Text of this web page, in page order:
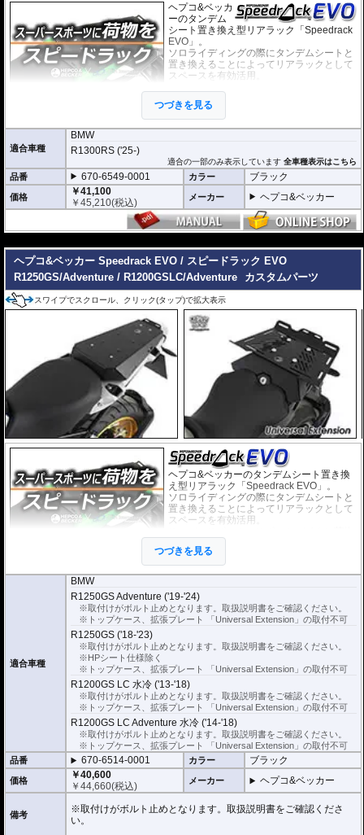
ヘプコ&ベッカ
ーのタンデム
シート置き換え型リアラック「Speedrack
EVO」。
ソロライディングの際にタンデムシートと
置き換えることによってリアラックとして
スペースを有効活用。
の積載を可能にします。
荷物を固定するベルトなどを留める為のフ
ック受けも多数あり、街乗りからツーリン
グまで、快適にご利用頂けます。
分なほど、簡単に交換が可能です。
オプションで下記を装着可能。荷物の積載
が容易になります。
大きなバッグを安定して積載可能にする
niversal Extension(拡張プレート)
ー Journey ユニバーサルプレートタイプが搭載可能
マルチベーシック / MultiBASIC for Speedrack / スピードラック EVO
すれば、ヘプコ&ベッカー タンク / リアバッグ 「Street」 / 「ROYSTER」が
搭載可能
※Speedrack EVOの標準推奨耐荷重は7.5kgです。但し、モデルによっては異
なる場合があります。この場合はマニュアルに記載がございますので、必ずご
つづきを見る
適合車種
BMW
R1300RS ('25-)
適合の一部のみ表示しています全車種表示はこちら
品番 670-6549-0001 カラー ブラック
価格
￥41,100
￥45,210(税込) メーカー ヘプコ&ベッカー
ヘプコ&ベッカー Speedrack EVO / スピードラック EVO
R1250GS/Adventure / R1200GSLC/Adventure
カスタムパーツ
スワイプでスクロール、クリック(タップ)で拡大表示
ヘプコ&ベッカーのタンデムシート置き換
え型リアラック「Speedrack EVO」。
ソロライディングの際にタンデムシートと
置き換えることによってリアラックとして
スペースを有効活用。
荷物を固定するベルトなどを留める為のフ
ック受けも多数あり、街乗りからツーリン
グまで、快適にご利用頂けます。
オプションで下記を装着可能。荷物の積載
が容易になります。
niversal Extension(拡張プレート)
ヘプコ&ベッカー トップケース ジャーニ
ー Journey ユニバーサルプレートタイプ
マルチベーシック / MultiBASIC for Speedrack / スピードラック EVO
ヘプコ&ベッカー タンク / リアバッグ 「Street」 / 「ROYSTER」
※Speedrack EVOの標準推奨耐荷重は7.5kgです。但し、モデルによっては異
なる場合があります。この場合はマニュアルに記載がございますので、必ずご
確認下さい。
つづきを見る
適合車種
BMW
R1250GS Adventure ('19-'24)
※取付けがボルト止めとなります。取扱説明書をご確認ください。
※トップケース、拡張プレート 「Universal Extension」の取付不可
R1250GS ('18-'23)
※取付けがボルト止めとなります。取扱説明書をご確認ください。
※HPシート仕様除く
※トップケース、拡張プレート 「Universal Extension」の取付不可
R1200GS LC 水冷 ('13-'18)
※取付けがボルト止めとなります。取扱説明書をご確認ください。
※トップケース、拡張プレート 「Universal Extension」の取付不可
R1200GS LC Adventure 水冷 ('14-'18)
※取付けがボルト止めとなります。取扱説明書をご確認ください。
※トップケース、拡張プレート 「Universal Extension」の取付不可
品番
670-6514-0001 カラー ブラック
価格
￥40,600
￥44,660(税込) メーカー ヘプコ&ベッカー
備考
※取付けがボルト止めとなります。取扱説明書をご確認くださ
い。